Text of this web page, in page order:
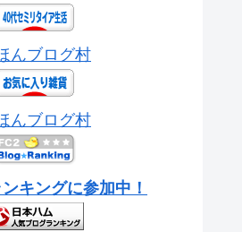
んブログ村
んブログ村
キングに参加中！